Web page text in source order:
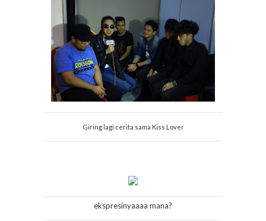
Giring lagi cerita sama Kiss Lover
ekspresinyaaaa mana?